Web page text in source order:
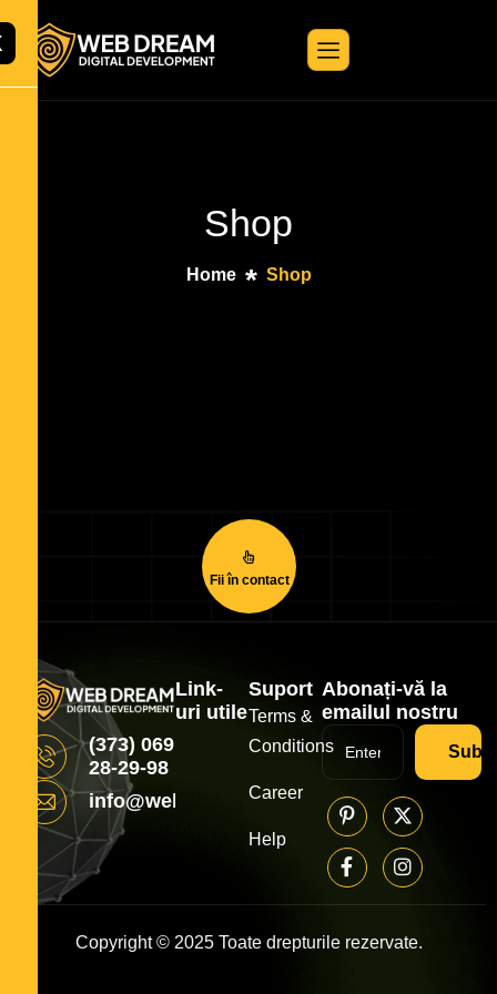
Shop
Home Shop
Fii în contact
(373) 069
28-29-98
info@webdream.md
Link-
uri utile
Suport
Terms &
Conditions
Career
Help
Abonați-vă la
emailul nostru
Copyright © 2025 Toate drepturile rezervate.